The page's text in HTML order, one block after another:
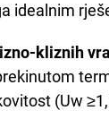
idealnim
kliznih
(Uw